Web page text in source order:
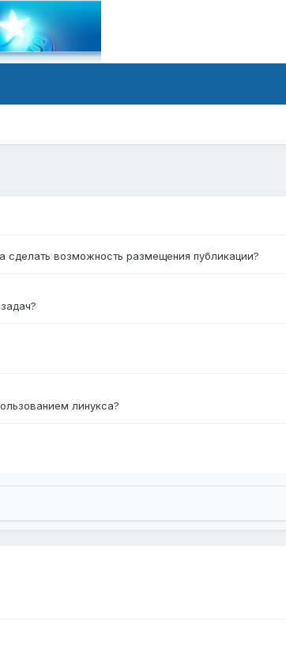
forum/...%BE%D0%B6%D0%B8%D1%82%D1%8C/
возможность размещения публикации?
линукса?